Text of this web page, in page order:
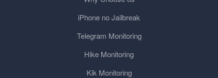
iPhone no Jailbreak
Telegram Monitoring
Hike Monitoring
Kik Monitoring